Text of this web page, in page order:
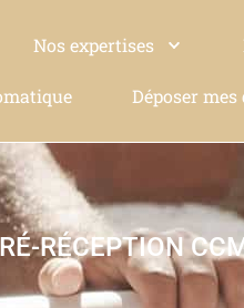
Nos expertises
Déposer
RÉCEPTION